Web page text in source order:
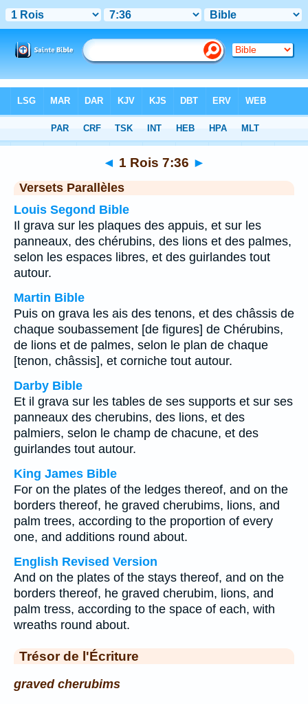
Chapitre 7> Verset 36
◄ 1 Rois 7:36 ►
Versets Parallèles
Louis Segond Bible
Il grava sur les plaques des appuis, et sur les
panneaux, des chérubins, des lions et des palmes,
selon les espaces libres, et des guirlandes tout
autour.
Martin Bible
Puis on grava les ais des tenons, et des châssis de
chaque soubassement [de figures] de Chérubins,
de lions et de palmes, selon le plan de chaque
[tenon, châssis], et corniche tout autour.
Darby Bible
Et il grava sur les tables de ses supports et sur ses
panneaux des cherubins, des lions, et des
palmiers, selon le champ de chacune, et des
guirlandes tout autour.
King James Bible
For on the plates of the ledges thereof, and on the
borders thereof, he graved cherubims, lions, and
palm trees, according to the proportion of every
one, and additions round about.
English Revised Version
And on the plates of the stays thereof, and on the
borders thereof, he graved cherubim, lions, and
palm tress, according to the space of each, with
wreaths round about.
Trésor de l'Écriture
graved cherubims